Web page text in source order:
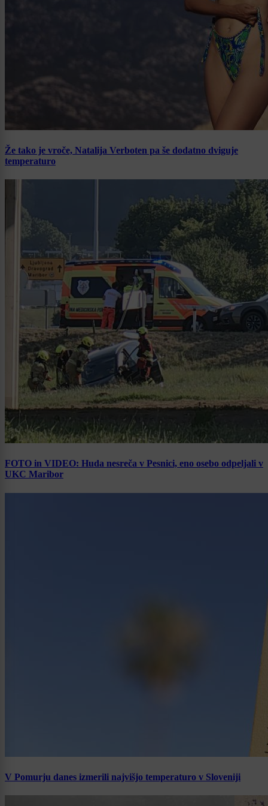
Že tako je vroče, Natalija Verboten pa še dodatno dviguje
temperaturo
FOTO in VIDEO: Huda nesreča v Pesnici, eno osebo odpeljali v
UKC Maribor
V Pomurju danes izmerili najvišjo temperaturo v Sloveniji